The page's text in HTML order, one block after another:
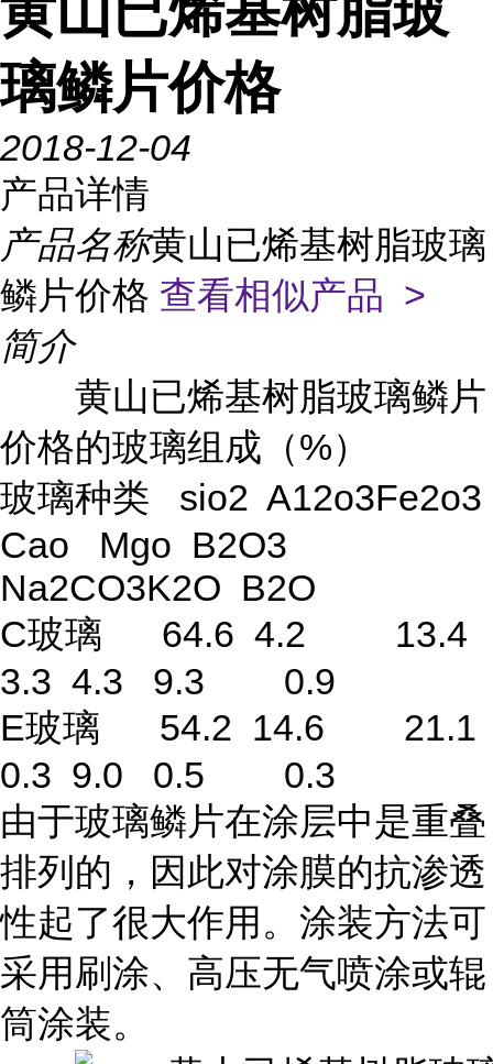
璃鳞片价格
2018-12-04
产品详情
产品名称黄山已烯基树脂玻璃
鳞片价格 查看相似产品 >
简介
黄山已烯基树脂玻璃鳞片
价格的玻璃组成（%）
玻璃种类 sio2 A12o3Fe2o3
Cao Mgo B2O3
Na2CO3K2O B2O
C玻璃 64.6 4.2 13.4
3.3 4.3 9.3 0.9
E玻璃 54.2 14.6 21.1
0.3 9.0 0.5 0.3
由于玻璃鳞片在涂层中是重叠
排列的，因此对涂膜的抗渗透
性起了很大作用。涂装方法可
采用刷涂、高压无气喷涂或辊
筒涂装。